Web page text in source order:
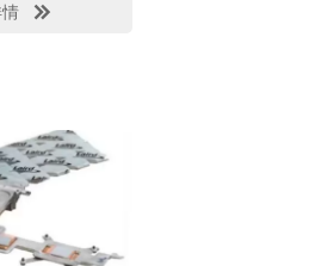
嵌入增强玻璃纤
